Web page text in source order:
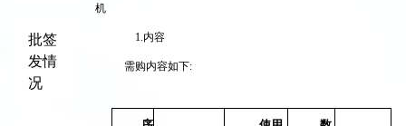
批签
发情
况
机
1.内容
需购内容如下: